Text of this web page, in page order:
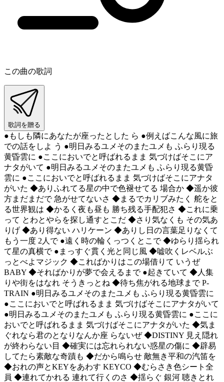
この曲の歌詞
歌詞を贈る
●もしも隣にあなたが座ったとした ら ●例えばこんな風に旅
での話をしよ う ●明日みるユメそのまたユメも ふらり現る
黄昏雲に ●ここにおいでと呼ばれるまま 気づけばそこにア
ナタがいて ●明日みるユメそのまたユメも ふらり現る黄昏
雲に ●ここにおいでと呼ばれるまま 気づけばそこにアナタ
がいた ◆ありふれてる星の中で色褪せてる 場合か ◆遥か彼
方まだまだで 急がせてないさ ◆まるでカリブみたく 舵をと
る世界観は ◆かるく夜も昼も 勝ち残る手配犯さ ◆これに乗
って とわとやらを探し通すとこだ ◆さり気なくも その気あ
りげ ◆あり得ない ハリケーン ◆ありし日の言葉足りなくて
もう一度 2人で ●遠く時の輪くっつくとこで ◆ゆらり揺られ
て星の真横で ●まっすぐ貫く光と同じ風 ◆嘘吹くレベルぶ
っとべよマジック ◆こればかりはこの場借りて いうぜ
BABY ◆そればかりが夢で会えるまで ●起きていて ◆人集
りや街をはなれ そうきっとね ◆待ち焦がれる地球まで P-
TRAIN ●明日みるユメそのまたユメも ふらり現る黄昏雲に
●ここにおいでと呼ばれるまま 気づけばそこにアナタがいて
●明日みるユメそのまたユメも ふらり現る黄昏雲に ●ここに
おいでと呼ばれるまま 気づけばそこにアナタがいた ◆気ま
ぐれなら君のとなりなんか座 らないぜ ◆DISTINY 見え隠れ
が終わらない目 ◆確実には忘れられない惑星の傷に ◆辟易
してたら素敵な奇蹟も ◆だから鳴らせ 敵無き平和の汽笛を
◆おれの声とKEYをあわす KEYCO ◆むらさき色シート全
員 ◆連れてかれる 連れて行くのさ ◆揺らぐ 銀河 聴きとれ